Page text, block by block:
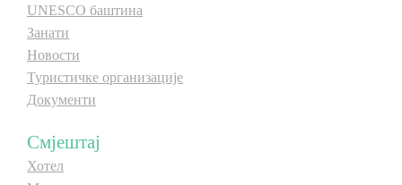
UNESCO баштина
Занати
Новости
Туристичке организације
Документи
Смјештај
Хотел